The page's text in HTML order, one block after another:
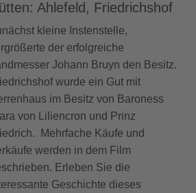
Ahlefeld, Friedrichshof
kleine Instenstelle,
der erfolgreiche
Johann Bruyn den Besitz.
wurde ein Gut mit
im Besitz von Baroness
von Liliencron und Prinz
Mehrfache Käufe und
werden in dem Film
Erleben Sie die
Geschichte dieses